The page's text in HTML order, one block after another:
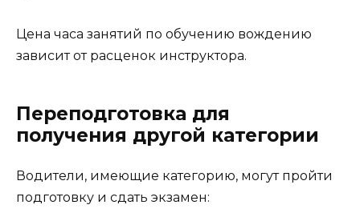
Цена часа занятий по обучению вождению
зависит от расценок инструктора.
Переподготовка для
получения другой категории
Водители, имеющие категорию, могут пройти
подготовку и сдать экзамен: